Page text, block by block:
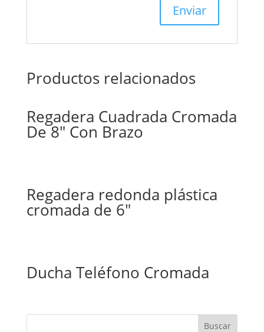
Productos relacionados
Regadera Cuadrada Cromada
De 8″ Con Brazo
Regadera redonda plástica
cromada de 6″
Ducha Teléfono Cromada